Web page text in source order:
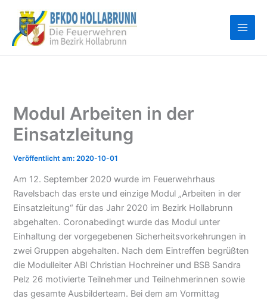
Inhalt
springen
Modul Arbeiten in der
Einsatzleitung
2020-10-01
Am 12. September 2020 wurde im Feuerwehrhaus
Ravelsbach das erste und einzige Modul „Arbeiten in der
Einsatzleitung“ für das Jahr 2020 im Bezirk Hollabrunn
abgehalten. Coronabedingt wurde das Modul unter
Einhaltung der vorgegebenen Sicherheitsvorkehrungen in
zwei Gruppen abgehalten. Nach dem Eintreffen begrüßten
die Modulleiter ABI Christian Hochreiner und BSB Sandra
Pelz 26 motivierte Teilnehmer und Teilnehmerinnen sowie
das gesamte Ausbilderteam. Bei dem am Vormittag